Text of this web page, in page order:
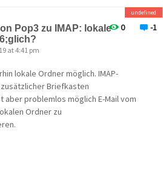
0 -1
undefined
Pop3 zu IMAP: lokale
at 4:41 pm
lokale Ordner möglich. IMAP-
Briefkasten
aber problemlos möglich E-Mail vom
Ordner zu